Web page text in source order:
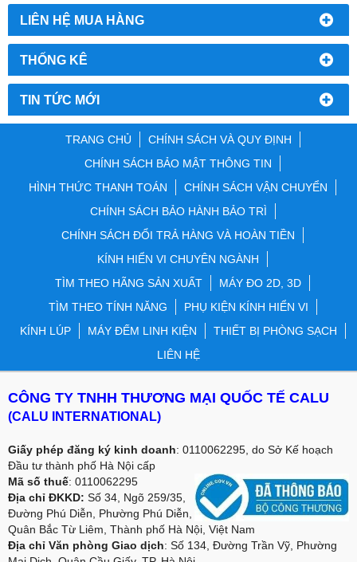
LIÊN HỆ MUA HÀNG
THỐNG KÊ
TIN TỨC MỚI
TRANG CHỦ
CHÍNH SÁCH VÀ QUY ĐỊNH
CHÍNH SÁCH BẢO MẬT THÔNG TIN
HÌNH THỨC THANH TOÁN
CHÍNH SÁCH VẬN CHUYỂN
CHÍNH SÁCH BẢO HÀNH BẢO TRÌ
CHÍNH SÁCH ĐỔI TRẢ HÀNG VÀ HOÀN TIỀN
KÍNH HIỂN VI CHUYÊN NGÀNH
TÌM THEO HÃNG SẢN XUẤT
MÁY ĐO 2D, 3D
TÌM THEO TÍNH NĂNG
PHỤ KIỆN KÍNH HIỂN VI
KÍNH LÚP
MÁY ĐẾM LINH KIỆN
THIẾT BỊ PHÒNG SẠCH
LIÊN HỆ
CÔNG TY TNHH THƯƠNG MẠI QUỐC TẾ CALU
(CALU INTERNATIONAL)
Giấy phép đăng ký kinh doanh: 0110062295, do Sở Kế hoạch
Đầu tư thành phố Hà Nội cấp
Mã số thuế: 0110062295
Địa chỉ ĐKKD: Số 34, Ngõ 259/35,
Đường Phú Diễn, Phường Phú Diễn,
Quân Bắc Từ Liêm, Thành phố Hà Nội, Việt Nam
Địa chỉ Văn phòng Giao dịch: Số 134, Đường Trần Vỹ, Phường